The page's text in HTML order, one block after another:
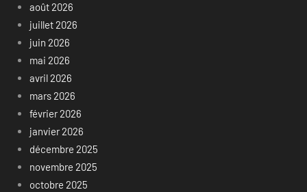
août 2026
juillet 2026
juin 2026
mai 2026
avril 2026
mars 2026
février 2026
janvier 2026
décembre 2025
novembre 2025
octobre 2025